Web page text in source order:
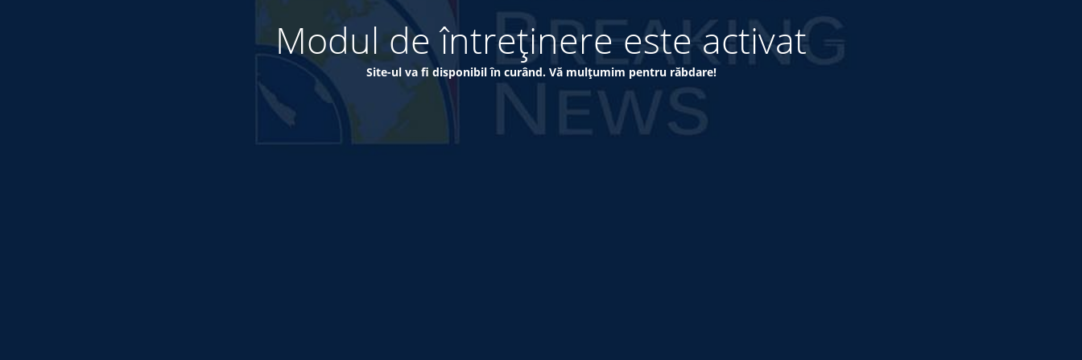
Modul de întreținere este activat
Site-ul va fi disponibil în curând. Vă mulțumim pentru răbdare!